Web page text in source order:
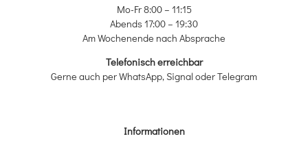
Mo-Fr 8:00 – 11:15
Abends 17:00 – 19:30
Am Wochenende nach Absprache
Telefonisch erreichbar
Gerne auch per WhatsApp, Signal oder Telegram
Informationen